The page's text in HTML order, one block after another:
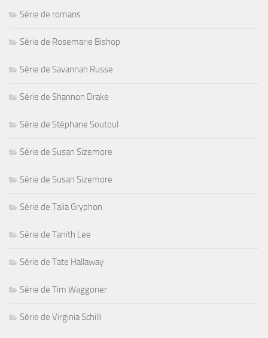
Série de romans
Série de Rosemarie Bishop
Série de Savannah Russe
Série de Shannon Drake
Série de Stéphane Soutoul
Série de Susan Sizemore
Série de Susan Sizemore
Série de Talia Gryphon
Série de Tanith Lee
Série de Tate Hallaway
Série de Tim Waggoner
Série de Virginia Schilli